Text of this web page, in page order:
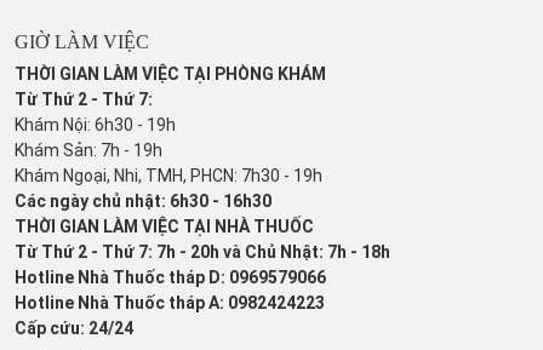
GIỜ LÀM VIỆC
THỜI GIAN LÀM VIỆC TẠI PHÒNG KHÁM
Từ Thứ 2 - Thứ 7:
Khám Nội: 6h30 - 19h
Khám Sản: 7h - 19h
Khám Ngoại, Nhi, TMH, PHCN: 7h30 - 19h
Các ngày chủ nhật: 6h30 - 16h30
THỜI GIAN LÀM VIỆC TẠI NHÀ THUỐC
Từ Thứ 2 - Thứ 7: 7h - 20h và Chủ Nhật: 7h - 18h
Hotline Nhà Thuốc tháp D: 0969579066
Hotline Nhà Thuốc tháp A: 0982424223
Cấp cứu: 24/24